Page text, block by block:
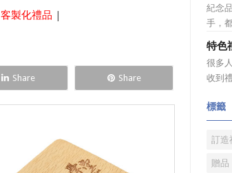
客製化禮品 |
Share Share
天，
題
紀念
手，
是很
下吧!
能添
的毛
特色
很多
收到
餅，
嚇人
覺已
標籤
訂造
贈品